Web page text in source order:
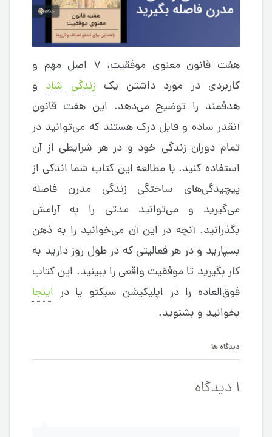
هفت قانون معنوی موفقیت، ۷ اصل مهم و
کاربردی در مورد داشتن یک زندگی شاد و
هدفمند را توضیح می‌دهد. این هفت قانون
آنقدر ساده و قابل درک هستند که می‌توانید در
تمام دوران زندگی خود و در هر شرایطی از آن
استفاده کنید. با مطالعه این کتاب شما اندکی از
پیچیدگی‌های ساختگی زندگی مدرن فاصله
می‌گیرید و می‌توانید مدتی را به آرامش
بگذرانید. آنچه در این آن می‌خوانید را به ذهن
بسپارید و در هر فعالیتی که در طول روز دارید به
کار بگیرید تا موفقیت واقعی را ببینید. این کتاب
فوق‌العاده را در اپلیکیشن سبکتو یا در اینجا
بخوانید و بشنوید.
دیدگاه ها
1 دیدگاه